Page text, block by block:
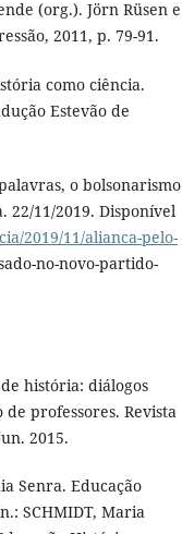
(org.). Jörn Rüsen e
2011, p. 79-91.
como ciência.
Estevão de
o bolsonarismo
22/11/2019. Disponível
2019/11/alianca-pelo-
no-novo-partido-
história: diálogos
professores. Revista
2015.
Senra. Educação
SCHMIDT, Maria